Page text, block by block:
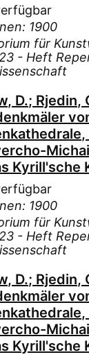
1900
für
- Heft
D.; Rjedin,
Kyrill'sche
1900
für
- Heft
D.; Rjedin,
Kyrill'sche